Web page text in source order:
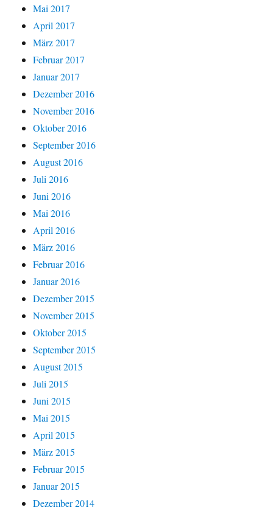
Mai 2017
April 2017
März 2017
Februar 2017
Januar 2017
Dezember 2016
November 2016
Oktober 2016
September 2016
August 2016
Juli 2016
Juni 2016
Mai 2016
April 2016
März 2016
Februar 2016
Januar 2016
Dezember 2015
November 2015
Oktober 2015
September 2015
August 2015
Juli 2015
Juni 2015
Mai 2015
April 2015
März 2015
Februar 2015
Januar 2015
Dezember 2014